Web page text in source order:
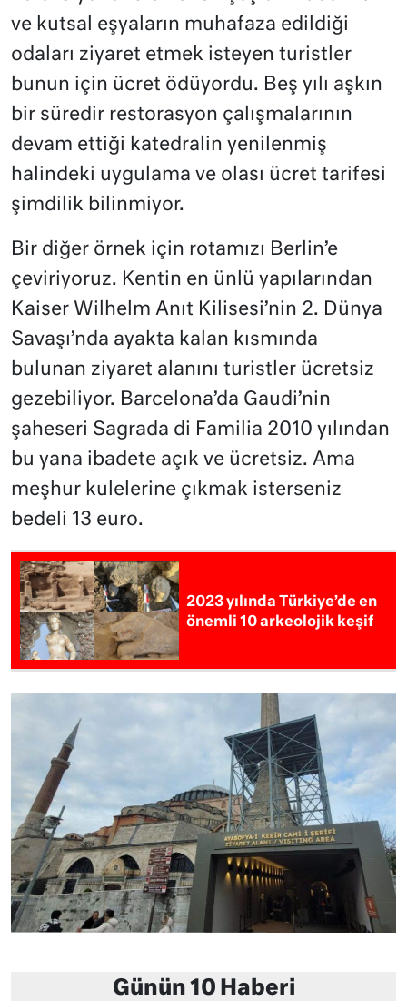
ve kutsal eşyaların muhafaza edildiği
odaları ziyaret etmek isteyen turistler
bunun için ücret ödüyordu. Beş yılı aşkın
bir süredir restorasyon çalışmalarının
devam ettiği katedralin yenilenmiş
halindeki uygulama ve olası ücret tarifesi
şimdilik bilinmiyor.
Bir diğer örnek için rotamızı Berlin’e
çeviriyoruz. Kentin en ünlü yapılarından
Kaiser Wilhelm Anıt Kilisesi’nin 2. Dünya
Savaşı’nda ayakta kalan kısmında
bulunan ziyaret alanını turistler ücretsiz
gezebiliyor. Barcelona’da Gaudi’nin
şaheseri Sagrada di Familia 2010 yılından
bu yana ibadete açık ve ücretsiz. Ama
meşhur kulelerine çıkmak isterseniz
bedeli 13 euro.
2023 yılında Türkiye’de en
önemli 10 arkeolojik keşif
Günün 10 Haberi